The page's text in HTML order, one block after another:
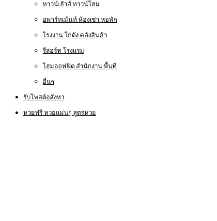
ทาวน์เฮ้าส์ ทาวน์โฮม
อพาร์ทเม้นท์ ห้องเช่า หอพัก
โรงงาน โกดัง คลังสินค้า
รีสอร์ท โรงแรม
โฮมออฟฟิต สำนักงาน พื้นที่
อื่นๆ
รับโพสต์อสังหา
หวยฟรี หวยแม่นๆ สูตรหวย